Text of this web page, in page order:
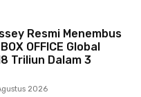
Resmi Menembus
OFFICE Global
Triliun Dalam 3
2026